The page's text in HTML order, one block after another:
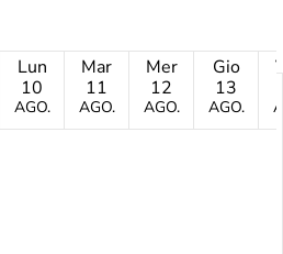
Lun
10
AGO.
Mar
11
AGO.
Mer
12
AGO.
Gio
13
AGO.